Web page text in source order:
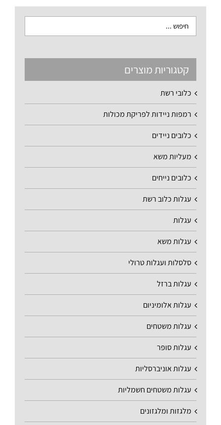
קטגוריות מוצרים
כלובי רשת
רמפות ניידות לפריקת מכולות
כלובים ניידים
מעליות משא
כלובים נייחים
עגלות כלוב רשת
עגלות
עגלות משא
סלסלות ועגלות טרולי
עגלות ברזל
עגלות אלומיניום
עגלות משטחים
עגלות סופר
עגלות אוניברסליות
עגלות משטחים חשמליות
מלגזות ומלגזונים